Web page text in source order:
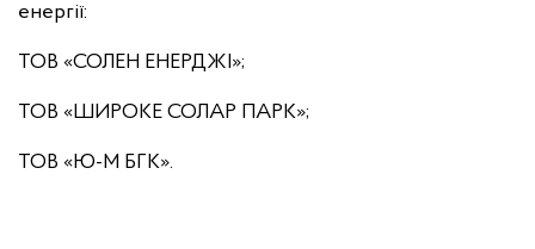
енергії:
ТОВ «СОЛЕН ЕНЕРДЖІ»;
ТОВ «ШИРОКЕ СОЛАР ПАРК»;
ТОВ «Ю-М БГК».